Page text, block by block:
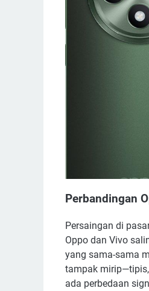
Perbandingan
Persaingan di
Oppo dan Vivo
yang sama-sama
tampak
ada perbedaan